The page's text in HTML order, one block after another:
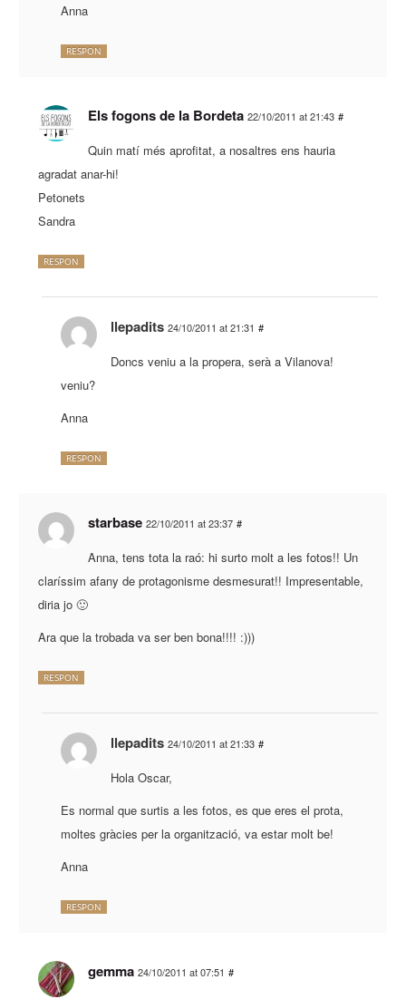
Anna
RESPON
Els fogons de la Bordeta 22/10/2011 at 21:43 #
Quin matí més aprofitat, a nosaltres ens hauria
agradat anar-hi!
Petonets
Sandra
RESPON
llepadits 24/10/2011 at 21:31 #
Doncs veniu a la propera, serà a Vilanova!
veniu?
Anna
RESPON
starbase 22/10/2011 at 23:37 #
Anna, tens tota la raó: hi surto molt a les fotos!! Un
claríssim afany de protagonisme desmesurat!! Impresentable,
diria jo 🙂
Ara que la trobada va ser ben bona!!!! :)))
RESPON
llepadits 24/10/2011 at 21:33 #
Hola Oscar,
Es normal que surtis a les fotos, es que eres el prota,
moltes gràcies per la organització, va estar molt be!
Anna
RESPON
gemma 24/10/2011 at 07:51 #